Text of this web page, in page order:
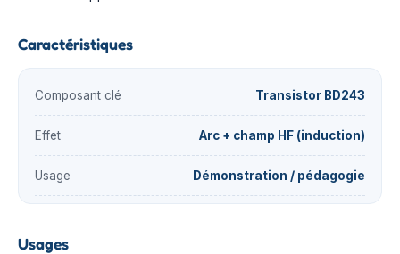
Caractéristiques
Composant clé Transistor BD243
Effet Arc + champ HF (induction)
Usage Démonstration / pédagogie
Usages